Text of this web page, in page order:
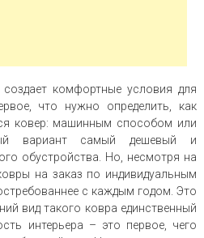
комфортные условия для
что нужно определить, как
ковер: машинным способом или
вариант самый дешевый и
обустройства. Но, несмотря на
на заказ по индивидуальным
с каждым годом. Это
вид такого ковра единственный
интерьера – это первое, чего